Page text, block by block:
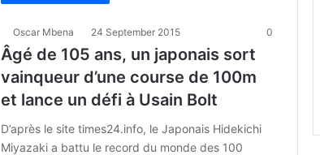
Oscar Mbena 24 September 2015 0
Âgé de 105 ans, un japonais sort
vainqueur d’une course de 100m
et lance un défi à Usain Bolt
D’après le site times24.info, le Japonais Hidekichi
Miyazaki a battu le record du monde des 100